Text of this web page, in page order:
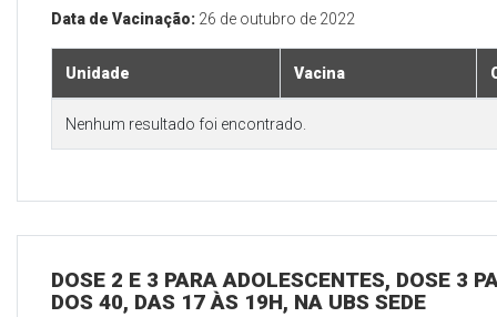
Data de Vacinação: 26 de outubro de 2022
Unidade Vacina
Nenhum resultado foi encontrado.
DOSE 2 E 3 PARA ADOLESCENTES, DOSE 3
DOS 40, DAS 17 ÀS 19H, NA UBS SEDE